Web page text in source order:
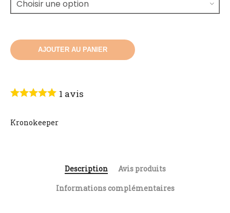
AJOUTER AU PANIER
1 avis
Kronokeeper
Description
Avis produits
Informations complémentaires